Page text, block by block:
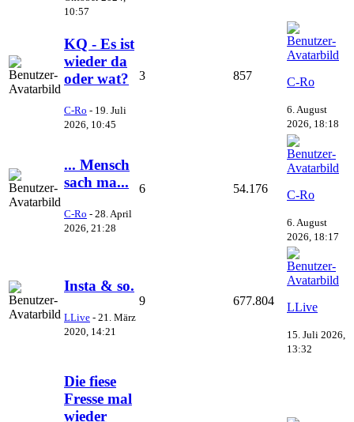
10:57
KQ - Es ist
wieder da
oder wat?
C-Ro - 19. Juli
2026, 10:45
3 857 C-Ro
6. August
2026, 18:18
... Mensch
sach ma...
C-Ro - 28. April
2026, 21:28
6 54.176 C-Ro
6. August
2026, 18:17
Insta & so.
LLive - 21. März
2020, 14:21
9 677.804 LLive
15. Juli 2026,
13:32
Die fiese
Fresse mal
wieder